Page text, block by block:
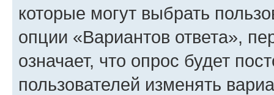
которые могут выбрать
опции «Вариантов ответа»,
означает, что опрос будет
пользователей изменять